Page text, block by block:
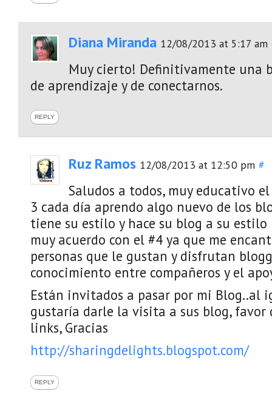
Diana Miranda 12/08/2013 at 5:17 am
Muy cierto! Definitivamente una
de aprendizaje y de conectarnos.
REPLY
Ruz Ramos 12/08/2013 at 12:50 pm #
Saludos a todos, muy educativo
3 cada día aprendo algo nuevo de los
tiene su estilo y hace su blog a su estilo
muy acuerdo con el #4 ya que me
personas que le gustan y disfrutan
conocimiento entre compañeros y el
Están invitados a pasar por mi Blog..al
gustaría darle la visita a sus blog, favor
links, Gracias
http://sharingdelights.blogspot.com/
REPLY